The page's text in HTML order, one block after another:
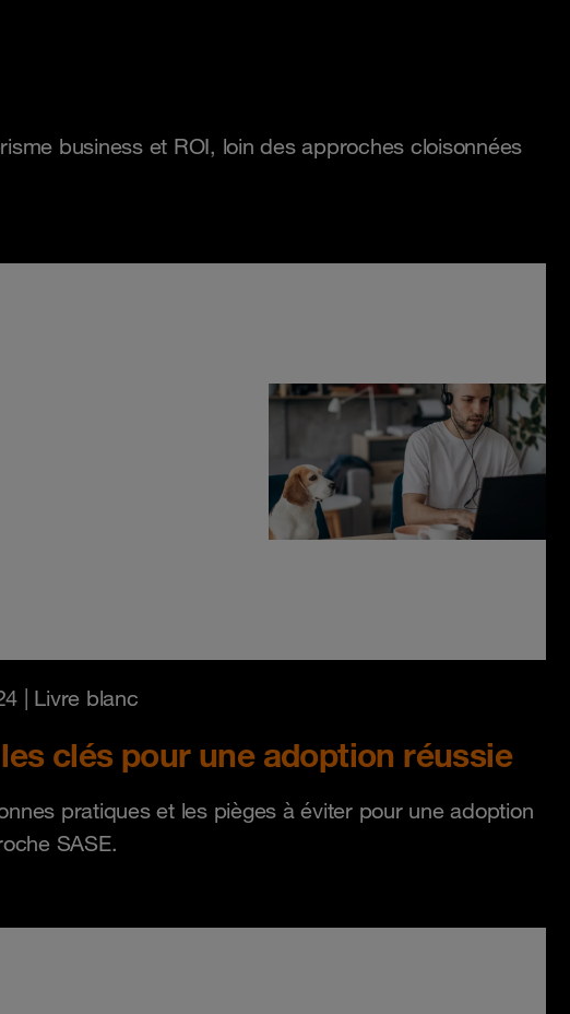
business et ROI, loin des approches cloisonnées
| Livre blanc
les clés pour une adoption réussie
pratiques et les pièges à éviter pour une adoption
SASE.